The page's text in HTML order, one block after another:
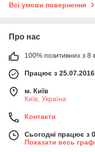
Всі умови повернення
Про нас
100% позитивних з 8
Працює з 25.07.2016
м. Київ
Київ, Україна
Контакти
Сьогодні працює з
Показати весь